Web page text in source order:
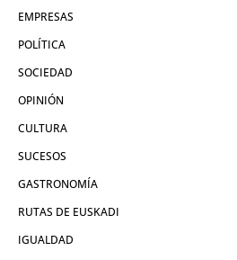
EMPRESAS
POLÍTICA
SOCIEDAD
OPINIÓN
CULTURA
SUCESOS
GASTRONOMÍA
RUTAS DE EUSKADI
IGUALDAD